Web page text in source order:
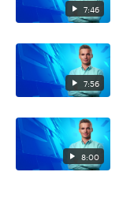
7:46
7:56
8:00